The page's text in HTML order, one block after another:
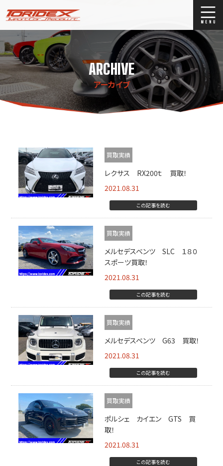
ブログ
Stock list
ストックリスト
買取
ARCHIVE
アーカイブ
買取実績
レクサス RX200ｔ 買取！
2021.08.31
この記事を読む
買取実績
メルセデスベンツ SLC １８０
スポーツ買取！
2021.08.31
この記事を読む
買取実績
メルセデスベンツ G63 買取！
2021.08.31
この記事を読む
買取実績
ポルシェ カイエン GTS 買
取！
2021.08.31
この記事を読む